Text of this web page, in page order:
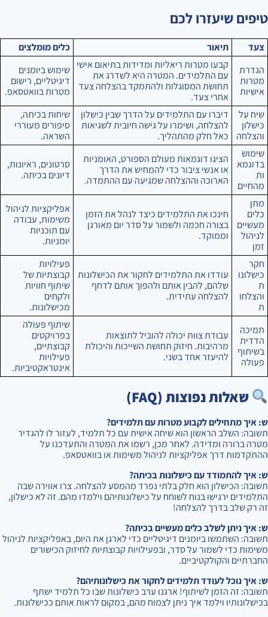
טיפים שיעזרו לכם
צעד תיאור
כלים מומלצים
הגדרת
מטרות
אישיות
קבעו מטרות ריאליות ומדידות בתיאום אישי
עם התלמידים. המטרה היא לשדרג את
תחושת המסוגלות ולהתמקד בהצלחה צעד
אחרי צעד.
שימוש ביומנים
דיגיטליים, רישום
מטרות בוואטסאפ.
שיח על
כישלון
והצלחה
דיברו עם התלמידים על הדרך שבין כישלון
להצלחה, ושימרו על גישה חיובית לשגיאות
כאל חלק מהתהליך.
שיחות בכיתה,
סיפורים מעוררי
השראה.
שימוש
בדוגמא
ות
מהחיים
הציגו דוגמאות מעולם הספורט, האומניות
או אנשי ציבור כדי להמחיש את הדרך
הארוכה וההצלחה שמגיעה עם ההתמדה.
סרטונים, ראיונות,
דיונים בכיתה.
מתן
כלים
מעשיים
לניהול
זמן
חינכו את התלמידים כיצד לנהל את הזמן
בצורה חכמה ולשמור על סדר יום מאורגן
וממוקד.
אפליקציות לניהול
משימות, עבודה
עם תוכניות
יומניות.
חקר
כישלונו
ת
והצלחו
ת
עודדו את התלמידים לחקור את הכישלונות
שלהם, להבין אותם ולהפוך אותם לדחף
להצלחה עתידית.
פעילויות
קבוצתיות של
שיתוף חוויות
ולקחים
מכישלונות.
תמיכה
הדדית
בשיתוף
פעולה
עבודת צוות יכולה להוביל לתוצאות
מרהיבות. חיזוק תחושת השייכות והיכולת
להיעזר אחד בשני.
שיתוף פעולה
בפרויקטים
קבוצתיים,
פעילויות
אינטראקטיביות.
שאלות נפוצות (FAQ)
ש: איך מתחילים לקבוע מטרות עם תלמידים?
תשובה: השלב הראשון הוא שיחה אישית עם כל תלמיד, לעזור לו להגדיר
מטרה ברורה ומדידה. לאחר מכן, רשמו את המטרה והתעדכנו על
ההתקדמות דרך אפליקציות לניהול משימות או בוואטסאפ.
ש: איך להתמודד עם כישלונות בכיתה?
תשובה: הכישלון הוא חלק בלתי נפרד מהמסע להצלחה. צרו אווירה שבה
התלמידים ירגישו בנוח לשוחח על כישלונותיהם וילמדו מהם. זה לא כישלון,
זה רק שלב בדרך להצלחה!
ש: איך ניתן לשלב כלים מעשיים בכיתה?
תשובה: השתמשו ביומנים דיגיטליים כדי לארגן את היום, באפליקציות לניהול
משימות כדי לשמור על סדר, ובפעילויות קבוצתיות לחיזוק הכישורים
החברתיים והקולקטיביים.
ש: איך נוכל לעודד תלמידים לחקור את כישלונותיהם?
תשובה: זה הזמן לשיתוף! ארגנו ערב כישלונות שבו כל תלמיד ישתף
בכישלונותיו וילמד איך ניתן לצמוח מהם, במקום לראות אותם ככישלונות.